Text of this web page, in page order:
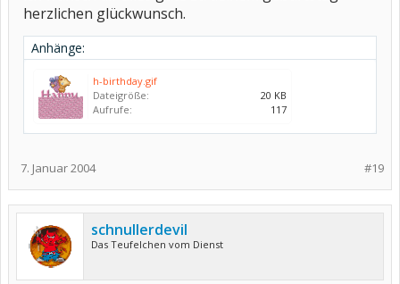
herzlichen glückwunsch.
Anhänge:
h-birthday.gif
Dateigröße:
20 KB
Aufrufe:
117
#19
7. Januar 2004
schnullerdevil
Das Teufelchen vom Dienst